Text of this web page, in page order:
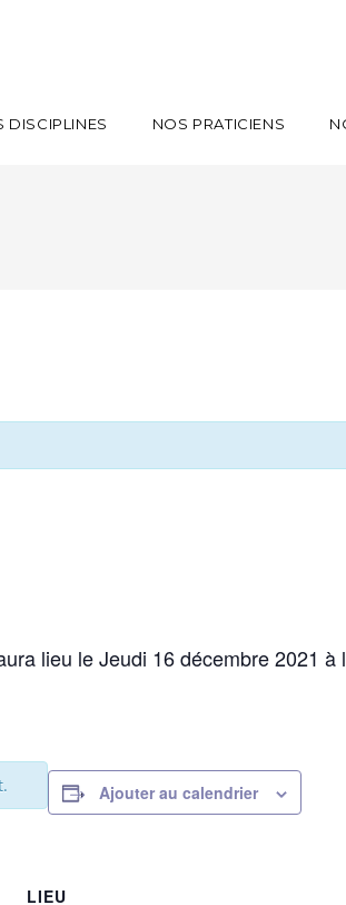
DISCIPLINES NOS PRATICIENS
lieu le Jeudi 16 décembre 2021 à
Ajouter au calendrier
LIEU